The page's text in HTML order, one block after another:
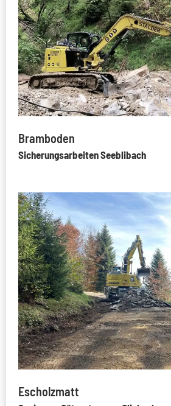
Bramboden
Sicherungsarbeiten Seeblibach
Escholzmatt